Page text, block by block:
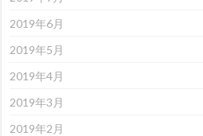
2019年6月
2019年5月
2019年4月
2019年3月
2019年2月